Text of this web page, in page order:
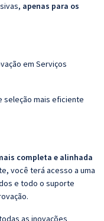
apenas para os
em Serviços
seleção mais eficiente
completa e alinhada
você terá acesso a uma
e todo o suporte
as inovações